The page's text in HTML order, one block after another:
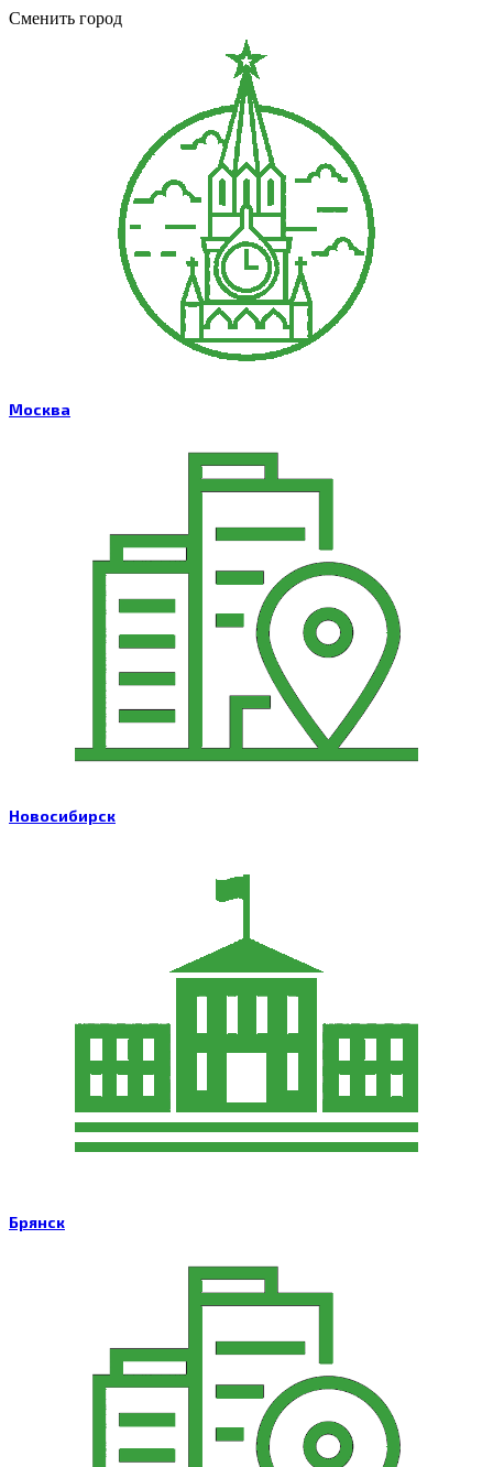
Сменить город
Москва
Новосибирск
Брянск